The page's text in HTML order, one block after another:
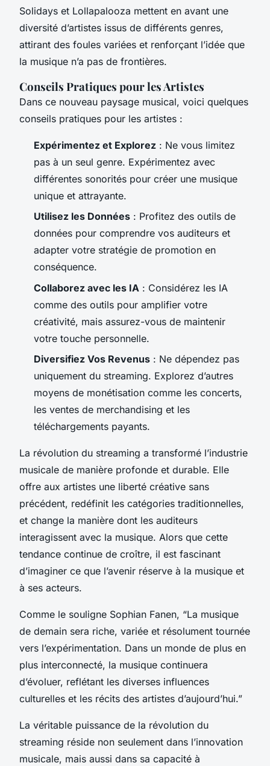
Solidays et Lollapalooza mettent en avant une
diversité d’artistes issus de différents genres,
attirant des foules variées et renforçant l’idée que
la musique n’a pas de frontières.
Conseils Pratiques pour les Artistes
Dans ce nouveau paysage musical, voici quelques
conseils pratiques pour les artistes :
Expérimentez et Explorez : Ne vous limitez
pas à un seul genre. Expérimentez avec
différentes sonorités pour créer une musique
unique et attrayante.
Utilisez les Données : Profitez des outils de
données pour comprendre vos auditeurs et
adapter votre stratégie de promotion en
conséquence.
Collaborez avec les IA : Considérez les IA
comme des outils pour amplifier votre
créativité, mais assurez-vous de maintenir
votre touche personnelle.
Diversifiez Vos Revenus : Ne dépendez pas
uniquement du streaming. Explorez d’autres
moyens de monétisation comme les concerts,
les ventes de merchandising et les
téléchargements payants.
La révolution du streaming a transformé l’industrie
musicale de manière profonde et durable. Elle
offre aux artistes une liberté créative sans
précédent, redéfinit les catégories traditionnelles,
et change la manière dont les auditeurs
interagissent avec la musique. Alors que cette
tendance continue de croître, il est fascinant
d’imaginer ce que l’avenir réserve à la musique et
à ses acteurs.
Comme le souligne Sophian Fanen, “La musique
de demain sera riche, variée et résolument tournée
vers l’expérimentation. Dans un monde de plus en
plus interconnecté, la musique continuera
d’évoluer, reflétant les diverses influences
culturelles et les récits des artistes d’aujourd’hui.”
La véritable puissance de la révolution du
streaming réside non seulement dans l’innovation
musicale, mais aussi dans sa capacité à